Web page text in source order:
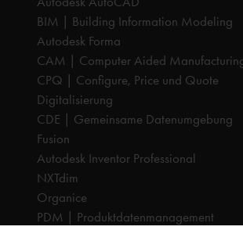
BIM | Building Information Modeling
Autodesk Forma
CAM | Computer Aided
CPQ | Configure, Price und Quote
Digitalisierung
CDE | Gemeinsame Datenumgebung
Fusion
Autodesk Inventor Professional
NXTdim
Organice
PDM | Produktdatenmanagement